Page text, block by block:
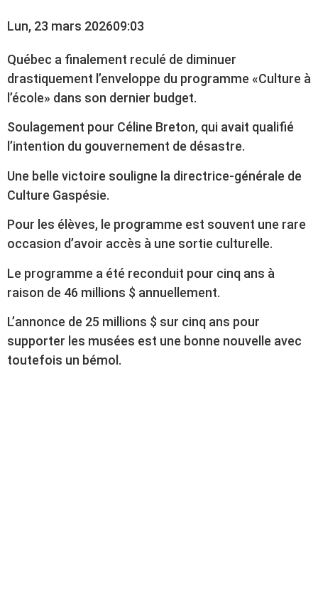
Lun, 23 mars 202609:03
Québec a finalement reculé de diminuer
drastiquement l’enveloppe du programme «Culture à
l’école» dans son dernier budget.
Soulagement pour Céline Breton, qui avait qualifié
l’intention du gouvernement de désastre.
Une belle victoire souligne la directrice-générale de
Culture Gaspésie.
Pour les élèves, le programme est souvent une rare
occasion d’avoir accès à une sortie culturelle.
Le programme a été reconduit pour cinq ans à
raison de 46 millions $ annuellement.
L’annonce de 25 millions $ sur cinq ans pour
supporter les musées est une bonne nouvelle avec
toutefois un bémol.